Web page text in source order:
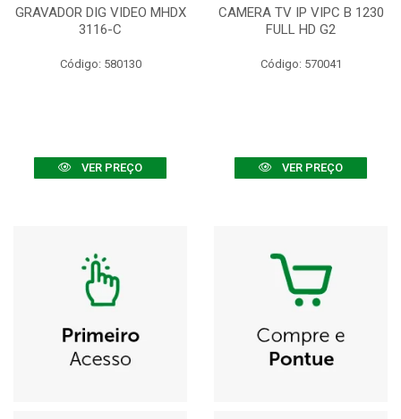
GRAVADOR DIG VIDEO MHDX
3116-C
Código: 580130
VER PREÇO
CAMERA TV IP VIPC B 1230
FULL HD G2
Código: 570041
VER PREÇO